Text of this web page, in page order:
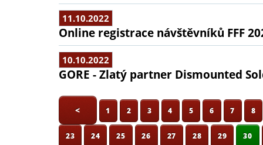
11.10.2022
Online registrace návštěvníků FFF
10.10.2022
GORE - Zlatý partner Dismounted
< 1 2 3 4 5 6 7 8
23 24 25 26 27 28 29 30